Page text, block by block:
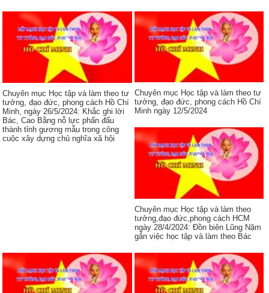
Chuyên mục Học tập và làm theo tư
tưởng, đạo đức, phong cách Hồ Chí
Minh, ngày 26/5/2024: Khắc ghi lời
Bác, Cao Bằng nỗ lực phấn đấu
thành tỉnh gương mẫu trong công
cuộc xây dựng chủ nghĩa xã hội
Chuyên mục Học tập và làm theo tư
tưởng, đạo đức, phong cách Hồ Chí
Minh ngày 12/5/2024
Chuyên mục Học tập và làm theo
tưởng,đạo đức,phong cách HCM
ngày 28/4/2024: Đồn biên Lũng Nặm
gắn việc học tập và làm theo Bác